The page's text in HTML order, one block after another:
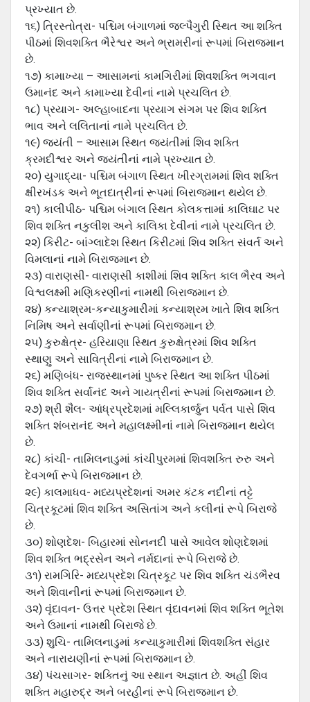
પ્રખ્યાત છે.
૧૬) ત્રિસ્તોત્રા- પશ્ચિમ બંગાળમાં જલ્પૈગુરી સ્થિત આ શક્તિ
પીઠમાં શિવશક્તિ ભૈરેશ્વર અને ભ્રામરીનાં રૂપમાં બિરાજમાન
છે.
૧૭) કામાખ્યા – આસામનાં કામગિરીમાં શિવશક્તિ ભગવાન
ઉમાનંદ અને કામાખ્યા દેવીનાં નામે પ્રચલિત છે.
૧૮) પ્રયાગ- અલ્હાબાદના પ્રયાગ સંગમ પર શિવ શક્તિ
ભાવ અને લલિતાનાં નામે પ્રચલિત છે.
૧૯) જયંતી – આસામ સ્થિત જયંતીમાં શિવ શક્તિ
ક્રમદીશ્વર અને જયંતીનાં નામે પ્રખ્યાત છે.
૨૦) યુગાદ્યા- પશ્ચિમ બંગાળ સ્થિત ખીરગ્રામમાં શિવ શક્તિ
ક્ષીરખંડક અને ભૂતદાત્રીનાં રૂપમાં બિરાજમાન થયેલ છે.
૨૧) કાલીપીઠ- પશ્ચિમ બંગાલ સ્થિત કોલકત્તામાં કાલિઘાટ પર
શિવ શક્તિ નકુલીશ અને કાલિકા દેવીનાં નામે પ્રચલિત છે.
૨૨) કિરીટ- બાંગ્લાદેશ સ્થિત કિરીટમાં શિવ શક્તિ સંવર્ત અને
વિમલાનાં નામે બિરાજમાન છે.
૨૩) વારાણસી- વારાણસી કાશીમાં શિવ શક્તિ કાલ ભૈરવ અને
વિશ્વલક્ષ્મી મણિકરણીનાં નામથી બિરાજમાન છે.
૨૪) કન્યાશ્રમ-કન્યાકુમારીમાં કન્યાશ્રમ ખાતે શિવ શક્તિ
નિમિષ અને સર્વાણીનાં રૂપમાં બિરાજમાન છે.
૨૫) કુરુક્ષેત્ર- હરિયાણા સ્થિત કુરુક્ષેત્રમાં શિવ શક્તિ
સ્થાણુ અને સાવિત્રીનાં નામે બિરાજમાન છે.
૨૬) મણિબંધ- રાજસ્થાનમાં પુષ્કર સ્થિત આ શક્તિ પીઠમાં
શિવ શક્તિ સર્વાનંદ અને ગાયત્રીનાં રૂપમાં બિરાજમાન છે.
૨૭) શ્રી શૈલ- આંધ્રપ્રદેશમાં મલ્લિકાર્જુન પર્વત પાસે શિવ
શક્તિ શંબરાનંદ અને મહાલક્ષ્મીનાં નામે બિરાજમાન થયેલ
છે.
૨૮) કાંચી- તામિલનાડુમાં કાંચીપુરમમાં શિવશક્તિ રુરુ અને
દેવગર્ભા રૂપે બિરાજમાન છે.
૨૯) કાલમાધવ- મધ્યપ્રદેશનાં અમર કંટક નદીનાં તટ્ટે
ચિત્રકૂટમાં શિવ શક્તિ અસિતાંગ અને કલીનાં રૂપે બિરાજે
છે.
૩૦) શોણદેશ- બિહારમાં સોનનદી પાસે આવેલ શોણદેશમાં
શિવ શક્તિ ભદ્રસેન અને નર્મદાનાં રૂપે બિરાજે છે.
૩૧) રામગિરિ- મધ્યપ્રદેશ ચિત્રકૂટ પર શિવ શક્તિ ચંડભૈરવ
અને શિવાનીનાં રૂપમાં બિરાજમાન છે.
૩૨) વૃંદાવન- ઉત્તર પ્રદેશ સ્થિત વૃંદાવનમાં શિવ શક્તિ ભૂતેશ
અને ઉમાનાં નામથી બિરાજે છે.
૩૩) શુચિ- તામિલનાડુમાં કન્યાકુમારીમાં શિવશક્તિ સંહાર
અને નારાયણીનાં રૂપમાં બિરાજમાન છે.
૩૪) પંચસાગર- શક્તિનું આ સ્થાન અજ્ઞાત છે. અહીં શિવ
શક્તિ મહારુદ્ર અને બરહીનાં રૂપે બિરાજમાન છે.